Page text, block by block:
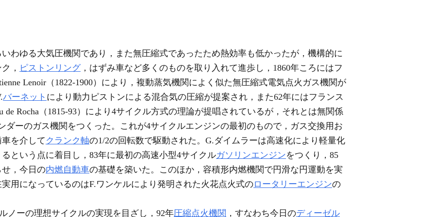
わゆる大気圧機関であり，また無圧縮式であったため熱効率も低かったが，機構的に
， ピストンリング，はずみ車など多くのものを取り入れて進歩し，1860年ころにはフ
Lenoir（1822-1900）により，複動蒸気機関によく似た無圧縮式電気点火ガス機関が
バーネット により動力ピストンによる混合気の圧縮が提案され，また62年にはフランス
de Rocha（1815-93）により4サイクル方式の理論が提唱されているが，それとは無関係
ダーのガス機関をつくった。これが4サイクルエンジンの最初のもので，ガス交換用お
を介して クランク軸の1/2の回転数で駆動された。G.ダイムラーは高速化により軽量化
という点に着目し，83年に最初の高速小型4サイクルガソリンエンジンをつくり，85
，今日の内燃自動車の基礎を築いた。このほか，容積形内燃機関で円滑な円運動を実
用になっているのはF.ワンケルにより発明された火花点火式のロータリーエンジンの
ーの理想サイクルの実現を目ざし，92年圧縮点火機関 ，すなわち今日のディーゼル